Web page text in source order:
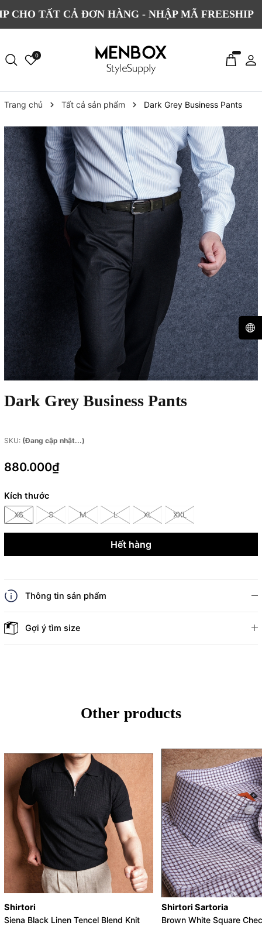
CẢ ĐƠN HÀNG - NHẬP MÃ FREESHIP
0
Trang chủ Tất cả sản phẩm Dark Grey Business Pants
Dark Grey Business Pants
SKU: (Đang cập nhật...)
880.000₫
Kích thước
XS S M L XL XXL
Hết hàng
Thông tin sản phẩm
Gợi ý tìm size
Other products
Shirtori
Siena Black Linen Tencel Blend Knit
Shirtori Sartoria
Brown White Square